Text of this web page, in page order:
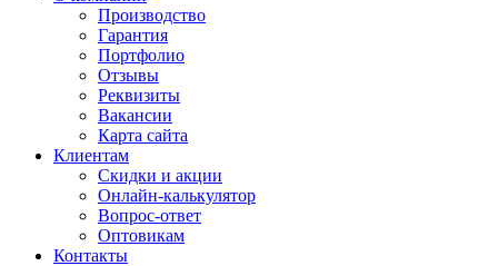
Производство
Гарантия
Портфолио
Отзывы
Реквизиты
Вакансии
Карта сайта
Клиентам
Скидки и акции
Онлайн-калькулятор
Вопрос-ответ
Оптовикам
Контакты